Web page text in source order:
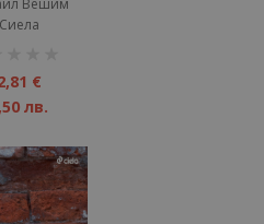
Вешим
Сиела
€
лв.